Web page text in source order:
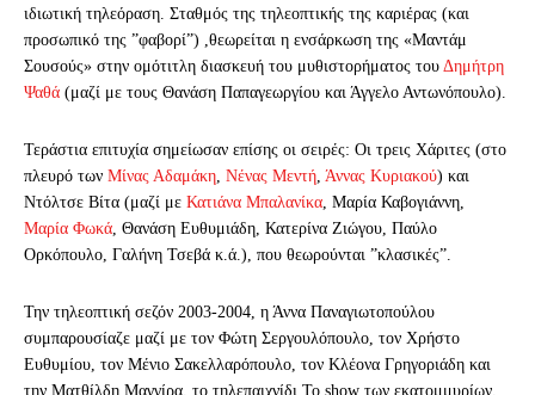
ιδιωτική τηλεόραση. Σταθμός της τηλεοπτικής της καριέρας (και
προσωπικό της ”φαβορί”) ,θεωρείται η ενσάρκωση της «Μαντάμ
Σουσούς» στην ομότιτλη διασκευή του μυθιστορήματος του Δημήτρη
Ψαθά (μαζί με τους Θανάση Παπαγεωργίου και Άγγελο Αντωνόπουλο).
Τεράστια επιτυχία σημείωσαν επίσης οι σειρές: Οι τρεις Χάριτες (στο
πλευρό των Μίνας Αδαμάκη Νένας Μεντή Άννας Κυριακού) και
Ντόλτσε Βίτα (μαζί με Κατιάνα Μπαλανίκα , Μαρία Καβογιάννη,
Μαρία Φωκά , Θανάση Ευθυμιάδη, Κατερίνα Ζιώγου, Παύλο
Ορκόπουλο, Γαλήνη Τσεβά κ.ά.), που θεωρούνται ”κλασικές”.
Την τηλεοπτική σεζόν 2003-2004, η Άννα Παναγιωτοπούλου
συμπαρουσίαζε μαζί με τον Φώτη Σεργουλόπουλο, τον Χρήστο
Ευθυμίου, τον Μένιο Σακελλαρόπουλο, τον Κλέονα Γρηγοριάδη και
την Ματθίλδη Μαγγίρα, το τηλεπαιχνίδι Το show των εκατομμυρίων,